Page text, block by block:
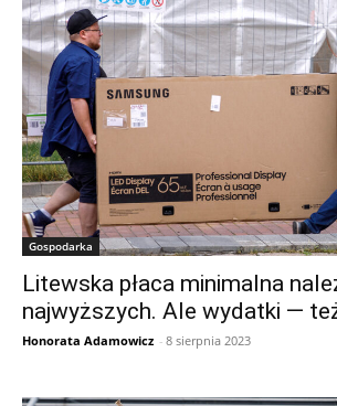
Gospodarka
Litewska płaca minimalna
najwyższych. Ale wydatki —
Honorata Adamowicz - 8 sierpnia 2023